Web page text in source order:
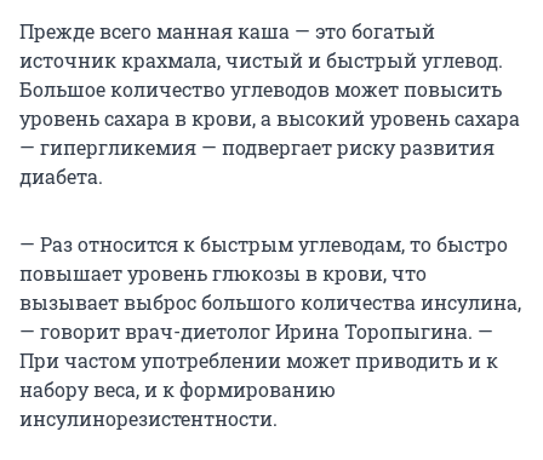
Прежде всего манная каша — это богатый
источник крахмала, чистый и быстрый углевод.
Большое количество углеводов может повысить
уровень сахара в крови, а высокий уровень сахара
— гипергликемия — подвергает риску развития
диабета.
— Раз относится к быстрым углеводам, то быстро
повышает уровень глюкозы в крови, что
вызывает выброс большого количества инсулина,
— говорит врач-диетолог Ирина Торопыгина. —
При частом употреблении может приводить и к
набору веса, и к формированию
инсулинорезистентности.